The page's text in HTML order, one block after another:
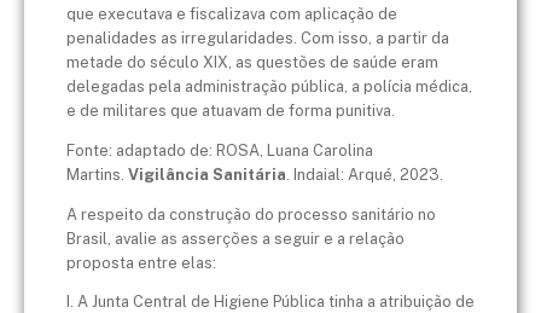
que executava e fiscalizava com aplicação de
penalidades as irregularidades. Com isso, a partir da
metade do século XIX, as questões de saúde eram
delegadas pela administração pública, a polícia médica,
e de militares que atuavam de forma punitiva.
Fonte: adaptado de: ROSA, Luana Carolina
Martins. Vigilância Sanitária . Indaial: Arqué, 2023​.
A respeito da construção do processo sanitário no
Brasil, avalie as asserções a seguir e a relação
proposta entre elas:
I. A Junta Central de Higiene Pública tinha a atribuição de